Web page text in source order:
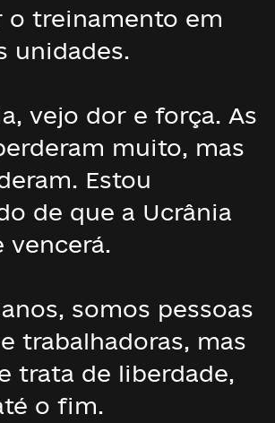
o treinamento em
unidades.
vejo dor e força. As
muito, mas
Estou
de que a Ucrânia
vencerá.
somos pessoas
trabalhadoras, mas
trata de liberdade,
o fim.